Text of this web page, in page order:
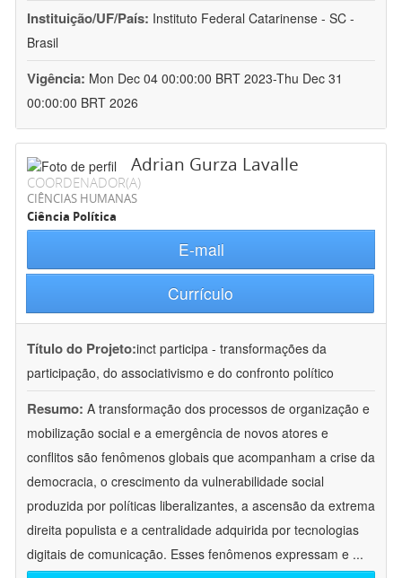
Instituição/UF/País: Instituto Federal Catarinense - SC -
Brasil
Vigência: Mon Dec 04 00:00:00 BRT 2023-Thu Dec 31
00:00:00 BRT 2026
Adrian Gurza Lavalle
COORDENADOR(A)
CIÊNCIAS HUMANAS
Ciência Política
E-mail
Currículo
Título do Projeto:inct participa - transformações da
participação, do associativismo e do confronto político
Resumo: A transformação dos processos de organização e
mobilização social e a emergência de novos atores e
conflitos são fenômenos globais que acompanham a crise da
democracia, o crescimento da vulnerabilidade social
produzida por políticas liberalizantes, a ascensão da extrema
direita populista e a centralidade adquirida por tecnologias
digitais de comunicação. Esses fenômenos expressam e ...